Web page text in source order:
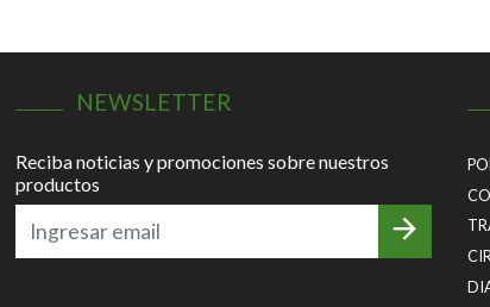
NEWSLETTER
Reciba noticias y promociones sobre nuestros
productos